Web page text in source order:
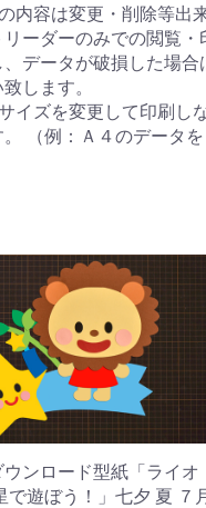
内容は変更・削除等出
リーダーのみでの閲覧
、データが破損した場
します。
イズを変更して印刷し
（例：Ａ４のデータ
ンロード型紙「ライオ
で遊ぼう！」七夕 夏 ７